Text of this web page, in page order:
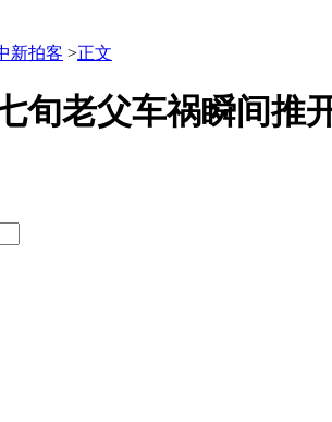
新拍客 >正文
旬老父车祸瞬间推